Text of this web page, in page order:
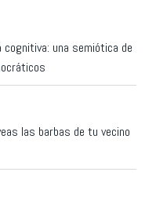
cognitiva: una semiótica de
las barbas de tu vecino